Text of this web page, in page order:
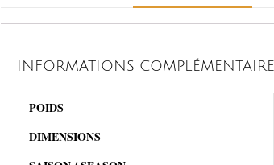
INFORMATIONS
POIDS
DIMENSIONS